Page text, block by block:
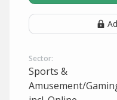
Sector:
Sports &
Amusement/